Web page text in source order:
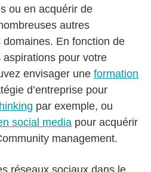
ou en acquérir de
autres
En fonction de
pour votre
envisager une formation
d’entreprise pour
par exemple, ou
social media pour acquérir
management.